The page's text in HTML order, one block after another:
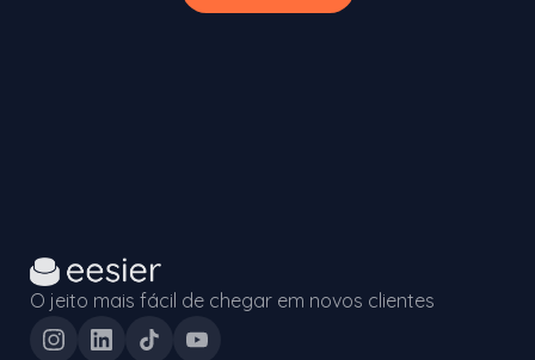
O jeito mais fácil de chegar em novos clientes